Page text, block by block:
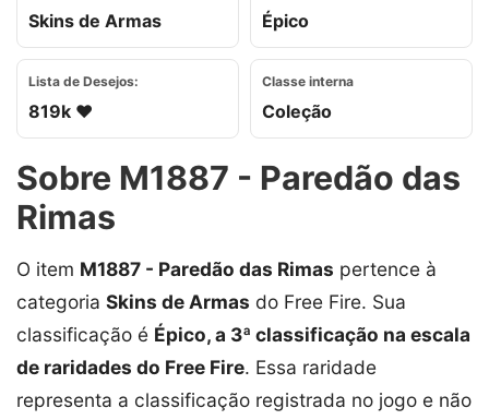
Skins de Armas Épico
Lista de Desejos:
819k ❤️
Classe interna
Coleção
Sobre M1887 - Paredão das
Rimas
O item M1887 - Paredão das Rimas pertence à
categoria Skins de Armas do Free Fire. Sua
classificação é Épico, a 3ª classificação na escala
de raridades do Free Fire. Essa raridade
representa a classificação registrada no jogo e não